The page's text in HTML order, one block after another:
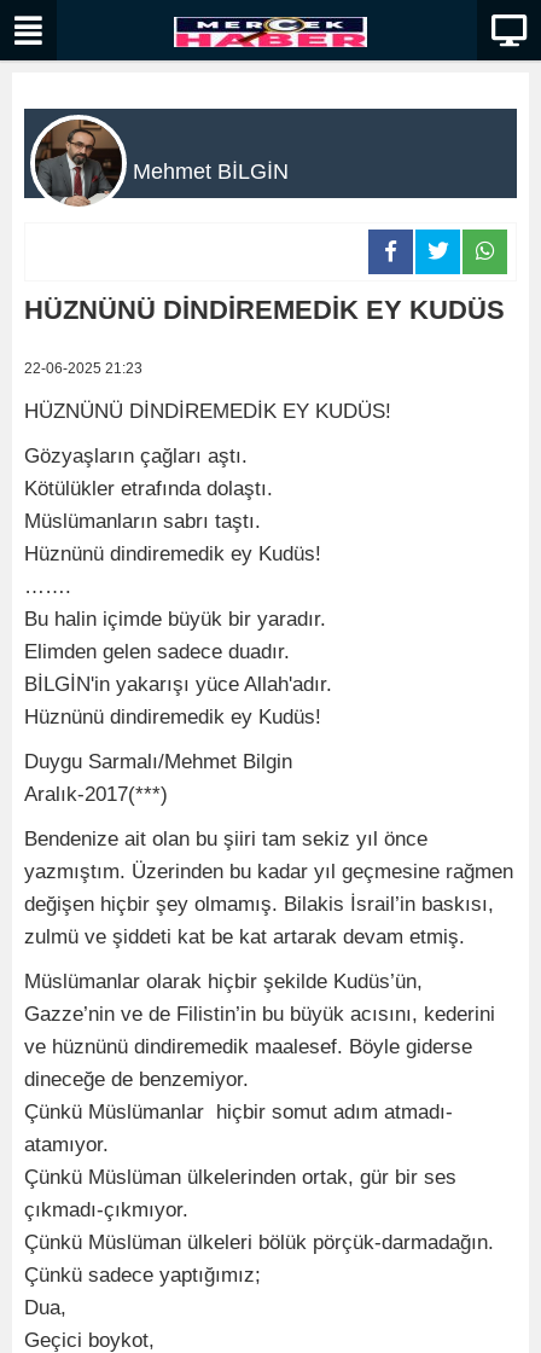
Mehmet BİLGİN
HÜZNÜNÜ DİNDİREMEDİK EY KUDÜS
22-06-2025 21:23
HÜZNÜNÜ DİNDİREMEDİK EY KUDÜS!
Gözyaşların çağları aştı.
Kötülükler etrafında dolaştı.
Müslümanların sabrı taştı.
Hüznünü dindiremedik ey Kudüs!
…….
Bu halin içimde büyük bir yaradır.
Elimden gelen sadece duadır.
BİLGİN'in yakarışı yüce Allah'adır.
Hüznünü dindiremedik ey Kudüs!
Duygu Sarmalı/Mehmet Bilgin
Aralık-2017(***)
Bendenize ait olan bu şiiri tam sekiz yıl önce
yazmıştım. Üzerinden bu kadar yıl geçmesine rağmen
değişen hiçbir şey olmamış. Bilakis İsrail’in baskısı,
zulmü ve şiddeti kat be kat artarak devam etmiş.
Müslümanlar olarak hiçbir şekilde Kudüs’ün,
Gazze’nin ve de Filistin’in bu büyük acısını, kederini
ve hüznünü dindiremedik maalesef. Böyle giderse
dineceğe de benzemiyor.
Çünkü Müslümanlar hiçbir somut adım atmadı-
atamıyor.
Çünkü Müslüman ülkelerinden ortak, gür bir ses
çıkmadı-çıkmıyor.
Çünkü Müslüman ülkeleri bölük pörçük-darmadağın.
Çünkü sadece yaptığımız;
Dua,
Geçici boykot,